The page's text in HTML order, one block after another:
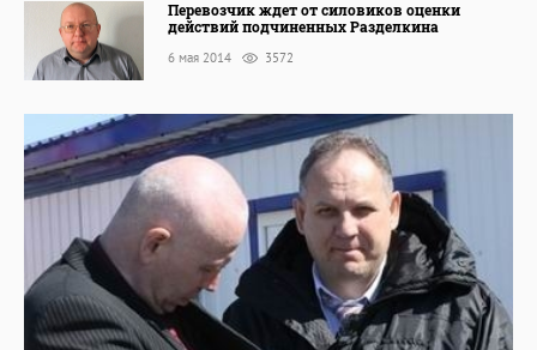
Перевозчик ждет от силовиков оценки
действий подчиненных Разделкина
6 мая 2014 3572